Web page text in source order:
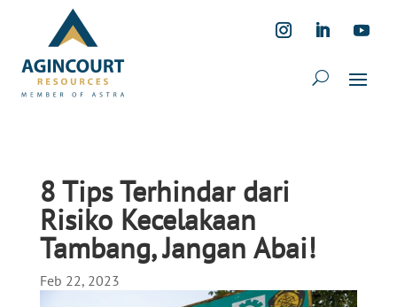
8 Tips Terhindar dari
Risiko Kecelakaan
Tambang, Jangan Abai!
Feb 22, 2023